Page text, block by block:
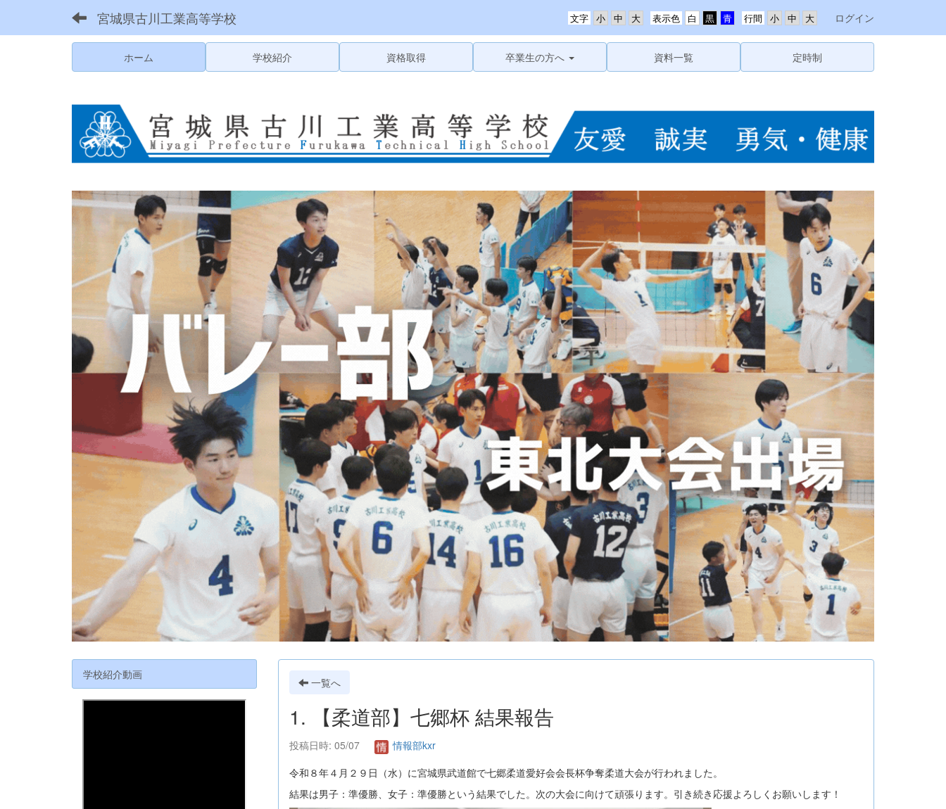
宮城県古川工業高等学校 行間
表示色
文字 ログイン
ホーム 学校紹介 資格取得 卒業生の方へ 資料一覧 定時制
一覧へ
1. 【柔道部】七郷杯 結果報告
投稿日時: 05/07
情報部kxr
令和８年４月２９日（水）に宮城県武道館で七郷柔道愛好会会長杯争奪柔道大会が行われました。
結果は男子：準優勝、女子：準優勝という結果でした。次の大会に向けて頑張ります。引き続き応援よろしくお願いします！
学校紹介動画